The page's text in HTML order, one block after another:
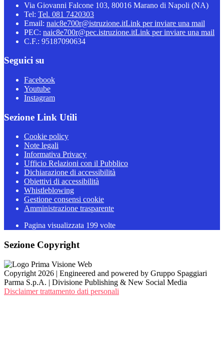
Via Giovanni Falcone 103, 80016 Marano di Napoli (NA)
Tel: Tel. 081 7420303
Email: naic8e700r@istruzione.itLink per inviare una mail
PEC: naic8e700r@pec.istruzione.itLink per inviare una mail
C.F.: 95187090634
Seguici su
Facebook
Youtube
Instagram
Sezione Link Utili
Cookie policy
Note legali
Informativa Privacy
Ufficio Relazioni con il Pubblico
Dichiarazione di accessibilità
Obiettivi di accessibilità
Whistleblowing
Gestione consensi cookie
Amministrazione trasparente
Pagina visualizzata 199 volte
Sezione Copyright
Copyright 2026 | Engineered and powered by Gruppo Spaggiari
Parma S.p.A. | Divisione Publishing & New Social Media
Disclaimer trattamento dati personali